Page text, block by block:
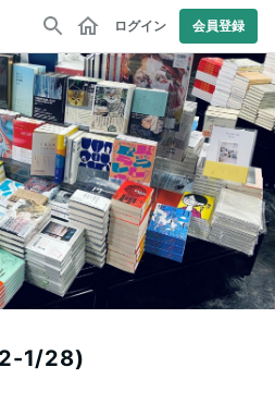
ログイン 会員登録
1/28)